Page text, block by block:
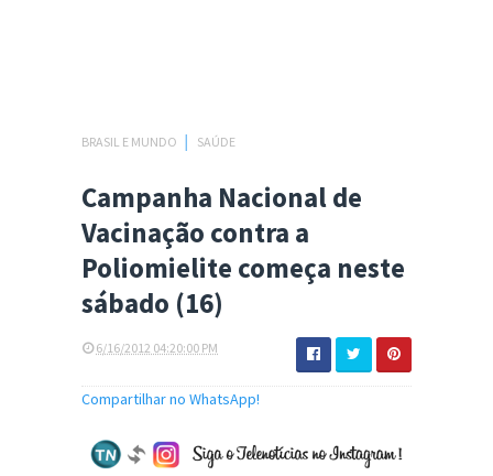
BRASIL E MUNDO SAÚDE
Campanha Nacional de
Vacinação contra a
Poliomielite começa neste
sábado (16)
6/16/2012 04:20:00 PM
Compartilhar no WhatsApp!